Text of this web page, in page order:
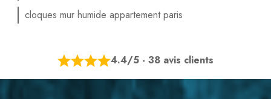
cloques mur humide appartement paris
4.4/5 - 38 avis clients